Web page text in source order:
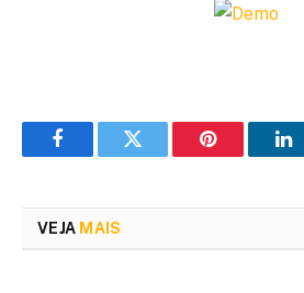
FacebookTwitter Pinterest
VEJA MAIS